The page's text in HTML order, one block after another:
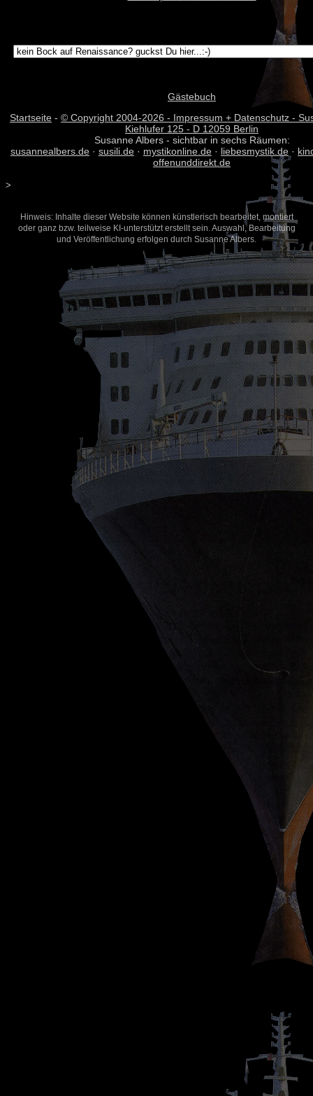
Gästebuch
Startseite - © Copyright 2004-2026 - Impressum + Datenschutz -
Kiehlufer 125 - D 12059 Berlin
Susanne Albers - sichtbar in sechs Räumen:
susannealbers.de · susili.de · mystikonline.de · liebesmystik.de ·
offenunddirekt.de
>
Hinweis: Inhalte dieser Website können künstlerisch bearbeitet, montiert
oder ganz bzw. teilweise KI-unterstützt erstellt sein. Auswahl, Bearbeitung
und Veröffentlichung erfolgen durch Susanne Albers.